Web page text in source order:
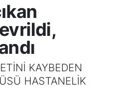
KAYBEDEN
HASTANELİK
Haritası
ve Fikstür